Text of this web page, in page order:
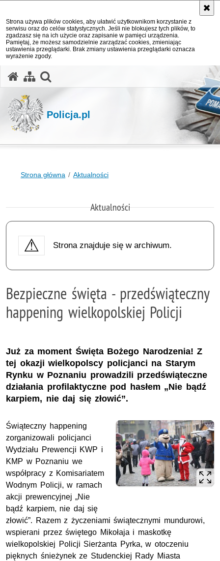
Strona używa plików cookies, aby ułatwić użytkownikom korzystanie z
serwisu oraz do celów statystycznych. Jeśli nie blokujesz tych plików, to
zgadzasz się na ich użycie oraz zapisanie w pamięci urządzenia.
Pamiętaj, że możesz samodzielnie zarządzać cookies, zmieniając
ustawienia przeglądarki. Brak zmiany ustawienia przeglądarki oznacza
wyrażenie zgody.
Policja.pl
Strona główna Aktualności
Aktualności
Strona znajduje się w archiwum.
Bezpieczne święta - przedświąteczny
happening wielkopolskiej Policji
Już za moment Święta Bożego Narodzenia! Z
tej okazji wielkopolscy policjanci na Starym
Rynku w Poznaniu prowadzili przedświąteczne
działania profilaktyczne pod hasłem „Nie bądź
karpiem, nie daj się złowić”.
Świąteczny happening
zorganizowali policjanci
Wydziału Prewencji KWP i
KMP w Poznaniu we
współpracy z Komisariatem
Wodnym Policji, w ramach
akcji prewencyjnej „Nie
bądź karpiem, nie daj się
złowić”. Razem z życzeniami świątecznymi mundurowi,
wspierani przez świętego Mikołaja i maskotkę
wielkopolskiej Policji Sierżanta Pyrka, w otoczeniu
pięknych śnieżynek ze Studenckiej Rady Miasta